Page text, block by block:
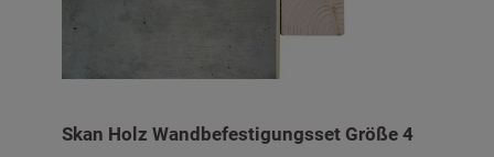
Skan Holz Wandbefestigungsset Größe 4